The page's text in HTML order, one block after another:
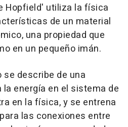
Hopfield' utiliza la física
de un material
una propiedad que
en un pequeño imán.
describe de una
energía en el sistema de
en la física, y se entrena
las conexiones entre